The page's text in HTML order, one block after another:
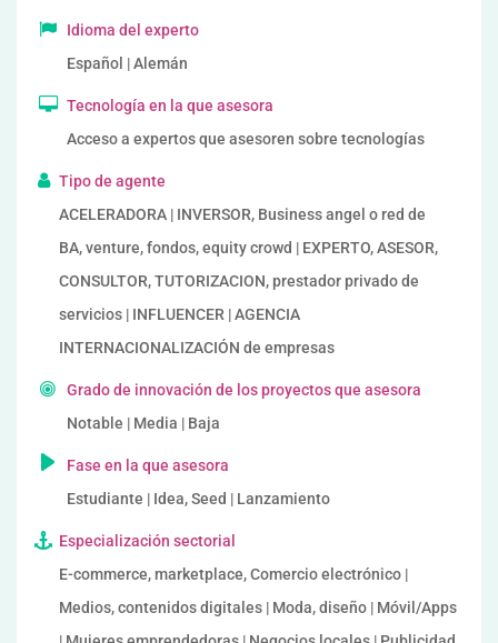
Idioma del experto
Español | Alemán
Tecnología en la que asesora
Acceso a expertos que asesoren sobre tecnologías
Tipo de agente
ACELERADORA | INVERSOR, Business angel o red de
BA, venture, fondos, equity crowd | EXPERTO, ASESOR,
CONSULTOR, TUTORIZACION, prestador privado de
servicios | INFLUENCER | AGENCIA
INTERNACIONALIZACIÓN de empresas
Grado de innovación de los proyectos que asesora
Notable | Media | Baja
Fase en la que asesora
Estudiante | Idea, Seed | Lanzamiento
Especialización sectorial
E-commerce, marketplace, Comercio electrónico |
Medios, contenidos digitales | Moda, diseño | Móvil/Apps